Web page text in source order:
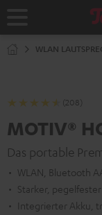
WLAN
(208)
MOTIV®
Das portable
WLAN, Bluetooth
Starker,
Integrierter Akku,